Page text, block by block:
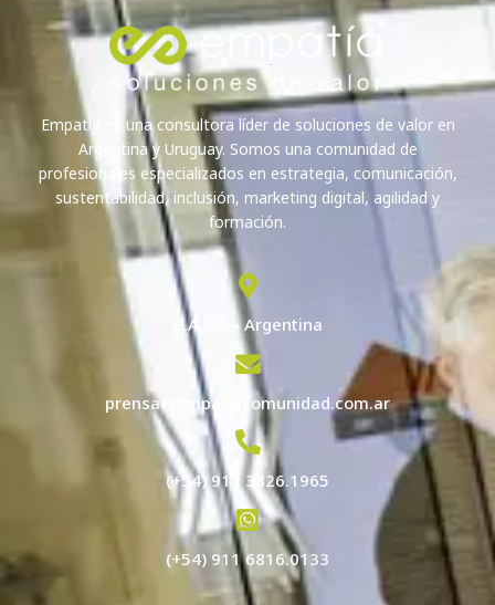
Empatía es una consultora líder de soluciones de valor en
Argentina y Uruguay. Somos una comunidad de
profesionales especializados en estrategia, comunicación,
sustentabilidad, inclusión, marketing digital, agilidad y
formación.
C.A.B.A - Argentina
prensa@empatiacomunidad.com.ar
(+54) 911 3826.1965
(+54) 911 6816.0133